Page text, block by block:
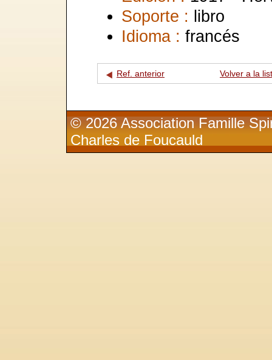
Soporte : libro
Idioma : francés
Ref. anterior Volver a la
© 2026 Association Famille
Charles de Foucauld